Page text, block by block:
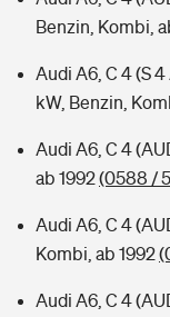
Benzin, Kombi,
Audi A6, C 4 (S
kW, Benzin,
Audi A6, C 4
ab 1992(0588 /
Audi A6, C 4
Kombi, ab 1992
Audi A6, C 4